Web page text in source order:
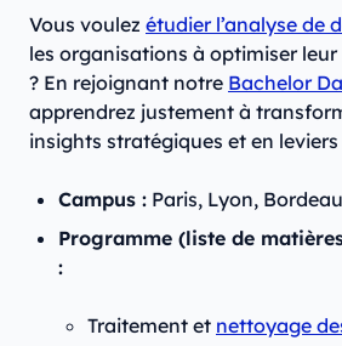
Vous voulez étudier l’analyse de
les organisations à optimiser leur
? En rejoignant notre Bachelor
apprendrez justement à
insights stratégiques et en
Campus : Paris, Lyon,
Programme (liste de
:
Traitement et nettoyage